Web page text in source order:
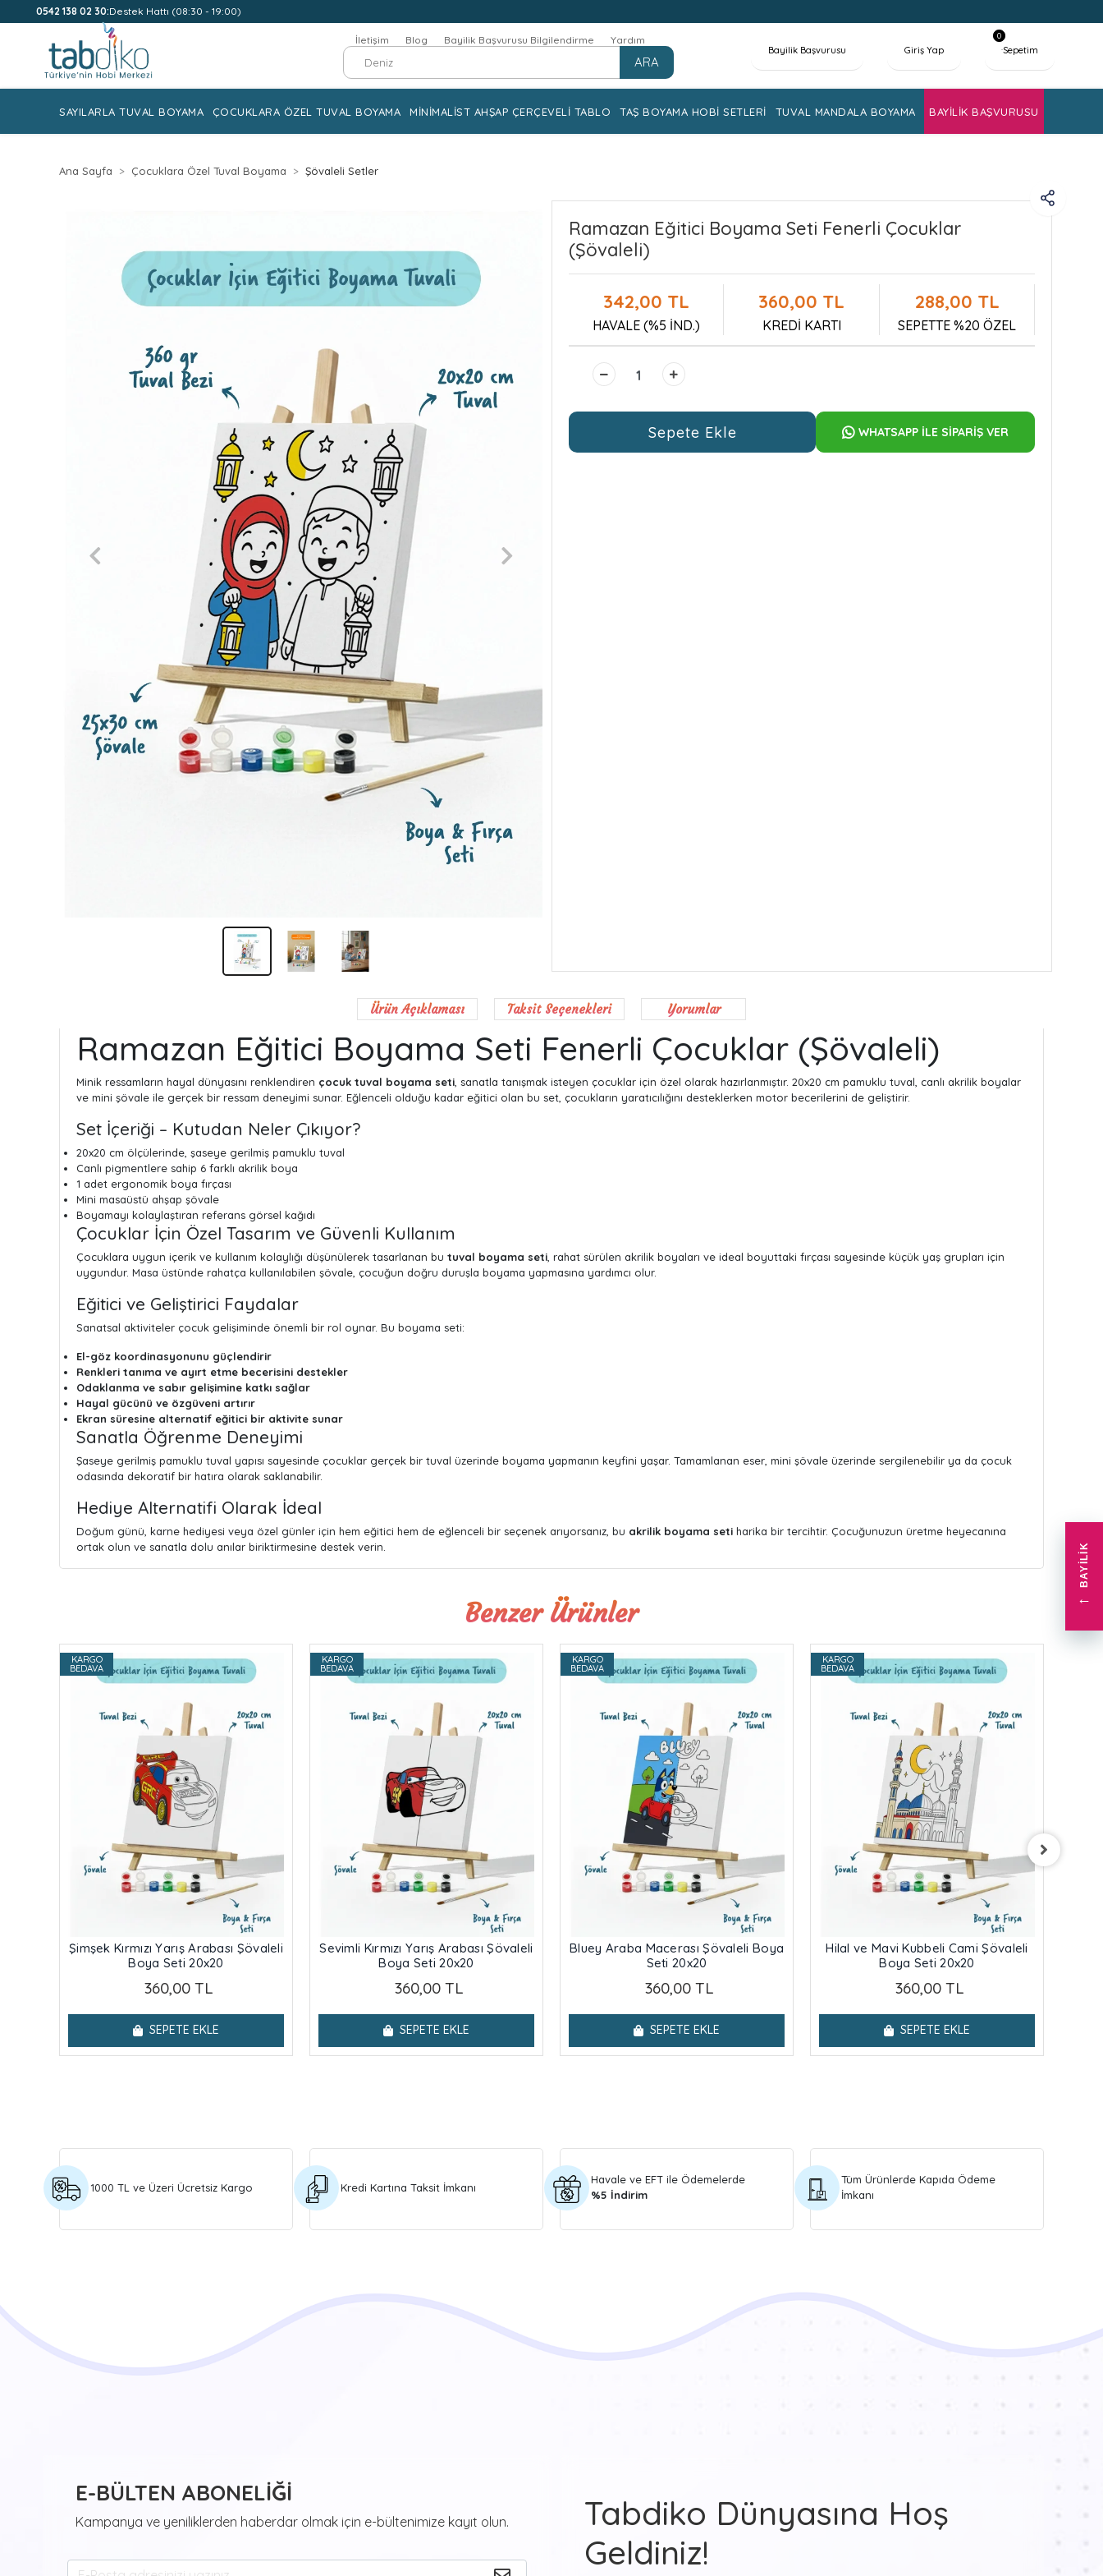
BAYILIK
←
0542 138 02 30:Destek Hattı (08:30 - 19:00)
İletişim Blog Bayilik Başvurusu Bilgilendirme Yardım
ARA
Bayilik Başvurusu Giriş Yap Sepetim
0
SAYILARLA TUVAL BOYAMA ÇOCUKLARA ÖZEL TUVAL BOYAMA MİNİMALİST AHŞAP ÇERÇEVELİ TABLO TAŞ BOYAMA HOBİ SETLERİ TUVAL MANDALA BOYAMA BAYİLİK BAŞVURUSU
Ana Sayfa Çocuklara Özel Tuval Boyama Şövaleli Setler
Ramazan Eğitici Boyama Seti Fenerli Çocuklar
(Şövaleli)
342,00 TL
HAVALE (%5 İND.)
360,00 TL
KREDİ KARTI
288,00 TL
SEPETTE %20 ÖZEL
Sepete Ekle WHATSAPP İLE SİPARİŞ VER
Ürün Açıklaması Taksit Seçenekleri Yorumlar
Ramazan Eğitici Boyama Seti Fenerli Çocuklar (Şövaleli)
Minik ressamların hayal dünyasını renklendiren çocuk tuval boyama seti , sanatla tanışmak isteyen çocuklar için özel olarak hazırlanmıştır. 20x20 cm pamuklu tuval, canlı akrilik boyalar
ve mini şövale ile gerçek bir ressam deneyimi sunar. Eğlenceli olduğu kadar eğitici olan bu set, çocukların yaratıcılığını desteklerken motor becerilerini de geliştirir.
Set İçeriği – Kutudan Neler Çıkıyor?
20x20 cm ölçülerinde, şaseye gerilmiş pamuklu tuval
Canlı pigmentlere sahip 6 farklı akrilik boya
1 adet ergonomik boya fırçası
Mini masaüstü ahşap şövale
Boyamayı kolaylaştıran referans görsel kağıdı
Çocuklar İçin Özel Tasarım ve Güvenli Kullanım
Çocuklara uygun içerik ve kullanım kolaylığı düşünülerek tasarlanan bu tuval boyama seti , rahat sürülen akrilik boyaları ve ideal boyuttaki fırçası sayesinde küçük yaş grupları için
uygundur. Masa üstünde rahatça kullanılabilen şövale, çocuğun doğru duruşla boyama yapmasına yardımcı olur.
Eğitici ve Geliştirici Faydalar
Sanatsal aktiviteler çocuk gelişiminde önemli bir rol oynar. Bu boyama seti:
El-göz koordinasyonunu güçlendirir
Renkleri tanıma ve ayırt etme becerisini destekler
Odaklanma ve sabır gelişimine katkı sağlar
Hayal gücünü ve özgüveni artırır
Ekran süresine alternatif eğitici bir aktivite sunar
Sanatla Öğrenme Deneyimi
Şaseye gerilmiş pamuklu tuval yapısı sayesinde çocuklar gerçek bir tuval üzerinde boyama yapmanın keyfini yaşar. Tamamlanan eser, mini şövale üzerinde sergilenebilir ya da çocuk
odasında dekoratif bir hatıra olarak saklanabilir.
Hediye Alternatifi Olarak İdeal
Doğum günü, karne hediyesi veya özel günler için hem eğitici hem de eğlenceli bir seçenek arıyorsanız, bu akrilik boyama seti harika bir tercihtir. Çocuğunuzun üretme heyecanına
ortak olun ve sanatla dolu anılar biriktirmesine destek verin.
Benzer Ürünler
KARGO
BEDAVA
Şimşek Kırmızı Yarış Arabası Şövaleli
Boya Seti 20x20
360,00 TL
SEPETE EKLE
KARGO
BEDAVA
Sevimli Kırmızı Yarış Arabası Şövaleli
Boya Seti 20x20
360,00 TL
SEPETE EKLE
KARGO
BEDAVA
Bluey Araba Macerası Şövaleli Boya
Seti 20x20
360,00 TL
SEPETE EKLE
KARGO
BEDAVA
Hilal ve Mavi Kubbeli Cami Şövaleli
Boya Seti 20x20
360,00 TL
SEPETE EKLE
1000 TL ve Üzeri Ücretsiz Kargo Kredi Kartına Taksit İmkanı
Havale ve EFT ile Ödemelerde
%5 İndirim
Tüm Ürünlerde Kapıda Ödeme
İmkanı
E-BÜLTEN ABONELİĞİ
Kampanya ve yeniliklerden haberdar olmak için e-bültenimize kayıt olun.
Tabdiko Dünyasına Hoş
Geldiniz!